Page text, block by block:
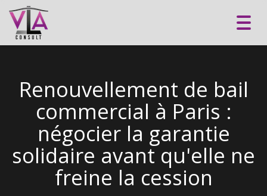
Renouvellement de bail
commercial à Paris :
négocier la garantie
solidaire avant qu'elle ne
freine la cession